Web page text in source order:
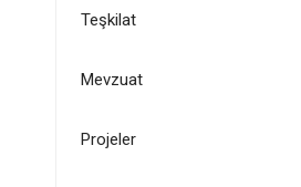
Teşkilat
Mevzuat
Projeler